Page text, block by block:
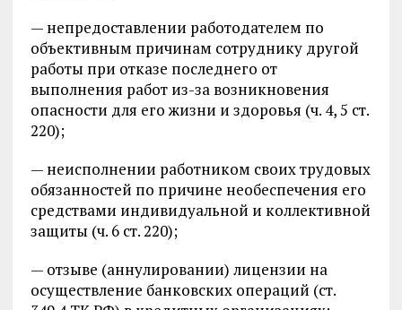
— непредоставлении работодателем по
объективным причинам сотруднику другой
работы при отказе последнего от
выполнения работ из-за возникновения
опасности для его жизни и здоровья (ч. 4, 5 ст.
220);
— неисполнении работником своих трудовых
обязанностей по причине необеспечения его
средствами индивидуальной и коллективной
защиты (ч. 6 ст. 220);
— отзыве (аннулировании) лицензии на
осуществление банковских операций (ст.